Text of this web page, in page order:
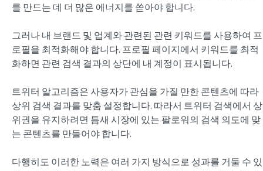
를 만드는 데 더 많은 에너지를 쏟아야 합니다.
그러나 내 브랜드 및 업계와 관련된 관련 키워드를 사용하여 프
로필을 최적화해야 합니다. 프로필 페이지에서 키워드를 최적
화하면 관련 검색 결과의 상단에 내 계정이 표시됩니다.
트위터 알고리즘은 사용자가 관심을 가질 만한 콘텐츠에 따라
상위 검색 결과를 맞춤 설정합니다. 따라서 트위터 검색에서 상
위권을 유지하려면 틈새 시장에 있는 팔로워의 검색 의도에 맞
는 콘텐츠를 만들어야 합니다.
다행히도 이러한 노력은 여러 가지 방식으로 성과를 거둘 수 있